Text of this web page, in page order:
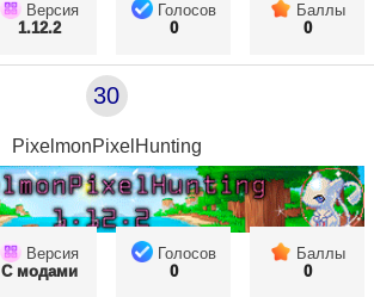
Версия
1.12.2
Голосов
0
Баллы
0
30
PixelmonPixelHunting
Версия
С модами
Голосов
0
Баллы
0